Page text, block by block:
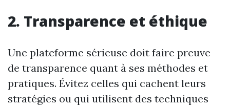
2. Transparence et éthique
Une plateforme sérieuse doit faire preuve
de transparence quant à ses méthodes et
pratiques. Évitez celles qui cachent leurs
stratégies ou qui utilisent des techniques